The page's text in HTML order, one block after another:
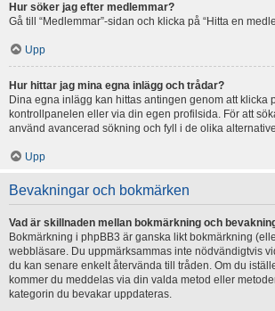
Hur söker jag efter medlemmar?
Gå till “Medlemmar”-sidan och klicka på “Hitta en
Upp
Hur hittar jag mina egna inlägg och trådar?
Dina egna inlägg kan hittas antingen genom att klicka
kontrollpanelen eller via din egen profilsida. För att
använd avancerad sökning och fyll i de olika
Upp
Bevakningar och bokmärken
Vad är skillnaden mellan bokmärkning och
Bokmärkning i phpBB3 är ganska likt bokmärkning
webbläsare. Du uppmärksammas inte nödvändigtvis
du kan senare enkelt återvända till tråden. Om du
kommer du meddelas via din valda metod eller
kategorin du bevakar uppdateras.